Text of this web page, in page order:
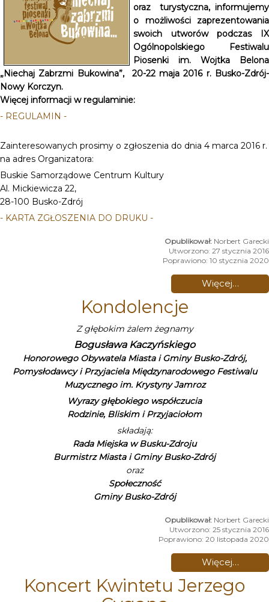
oraz turystyczna, informujemy
o możliwości zaprezentowania
swoich utworów podczas IX
Ogólnopolskiego Festiwalu
Piosenki im. Wojtka Belona
„Niechaj Zabrzmi Bukowina”, 20-22 maja 2016 r. Busko-Zdrój-
Nowy Korczyn.
Więcej informacji w regulaminie:
- REGULAMIN -
Zainteresowanych prosimy o zgłoszenia do dnia 4 marca 2016 r.
na adres Organizatora:
Buskie Samorządowe Centrum Kultury
Al. Mickiewicza 22,
28-100 Busko-Zdrój
- KARTA ZGŁOSZENIA DO DRUKU -
Norbert Garecki
Utworzono: 27 stycznia 2016
Poprawiono: 10 stycznia 2020
Więcej…
Kondolencje
Z głębokim żalem żegnamy
Bogusława Kaczyńskiego
Honorowego Obywatela Miasta i Gminy Busko-Zdrój,
Pomysłodawcy i Przyjaciela Międzynarodowego Festiwalu
Muzycznego im. Krystyny Jamroz
Wyrazy głębokiego współczucia
Rodzinie, Bliskim i Przyjaciołom
składają:
Rada Miejska w Busku-Zdroju
Burmistrz Miasta i Gminy Busko-Zdrój
oraz
Społeczność
Gminy Busko-Zdrój
Norbert Garecki
Utworzono: 25 stycznia 2016
Poprawiono: 20 listopada 2020
Więcej…
Koncert Kwintetu Jerzego